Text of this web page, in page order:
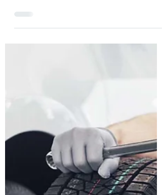
diferența dintre o călătorie liniștită și un
incident neplăcut. GT Radial este un brand